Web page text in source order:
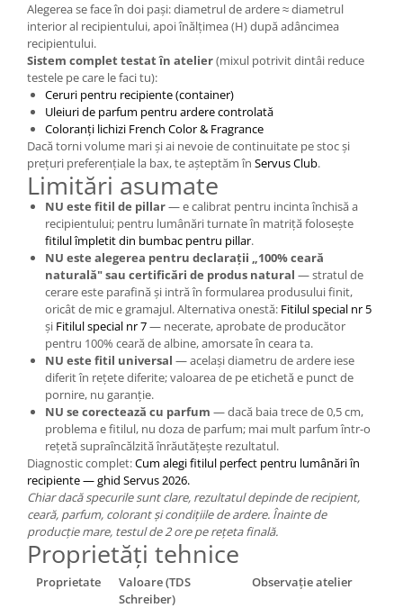
Alegerea se face în doi pași: diametrul de ardere ≈ diametrul
interior al recipientului, apoi înălțimea (H) după adâncimea
recipientului.
Sistem complet testat în atelier(mixul potrivit dintâi reduce
testele pe care le faci tu):
Ceruri pentru recipiente (container)
Uleiuri de parfum pentru ardere controlată
Coloranți lichizi French Color & Fragrance
Dacă torni volume mari și ai nevoie de continuitate pe stoc și
prețuri preferențiale la bax, te așteptăm în Servus Club.
Limitări asumate
NU este fitil de pillar— e calibrat pentru incinta închisă a
recipientului; pentru lumânări turnate în matriță folosește
fitilul împletit din bumbac pentru pillar.
NU este alegerea pentru declarații „100% ceară
naturală" sau certificări de produs natural — stratul de
cerare este parafină și intră în formularea produsului finit,
oricât de mic e gramajul. Alternativa onestă: Fitilul special nr 5
și Fitilul special nr 7— necerate, aprobate de producător
pentru 100% ceară de albine, amorsate în ceara ta.
NU este fitil universal — același diametru de ardere iese
diferit în rețete diferite; valoarea de pe etichetă e punct de
pornire, nu garanție.
NU se corectează cu parfum — dacă baia trece de 0,5 cm,
problema e fitilul, nu doza de parfum; mai mult parfum într-o
rețetă supraîncălzită înrăutățește rezultatul.
Diagnostic complet:Cum alegi fitilul perfect pentru lumânări în
recipiente — ghid Servus 2026.
Chiar dacă specurile sunt clare, rezultatul depinde de recipient,
ceară, parfum, colorant și condițiile de ardere. Înainte de
producție mare, testul de 2 ore pe rețeta finală.
Proprietăți tehnice
Proprietate
Valoare (TDS
Schreiber)
Observație atelier